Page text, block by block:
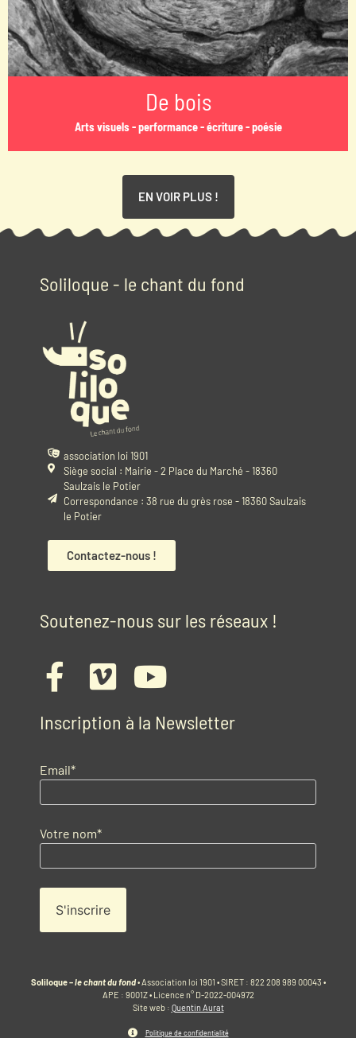
De bois
Arts visuels - performance - écriture - poésie
EN VOIR PLUS !
Soliloque - le chant du fond
association loi 1901
Siège social : Mairie - 2 Place du Marché - 18360
Saulzais le Potier
Correspondance : 38 rue du grès rose - 18360 Saulzais
le Potier
Contactez-nous !
Soutenez-nous sur les réseaux !
Inscription à la Newsletter
Email*
Votre nom*
Soliloque –le chant du fond• Association loi 1901 • SIRET : 822 208 989 00043 •
APE : 9001Z • Licence n° D-2022-004972
Site web : Quentin Aurat
Politique de confidentialité